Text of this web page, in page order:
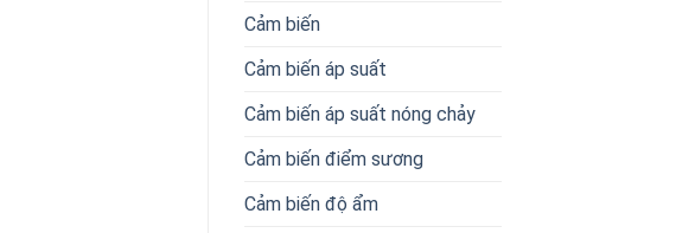
Cảm biến
Cảm biến áp suất
Cảm biến áp suất nóng chảy
Cảm biến điểm sương
Cảm biến độ ẩm